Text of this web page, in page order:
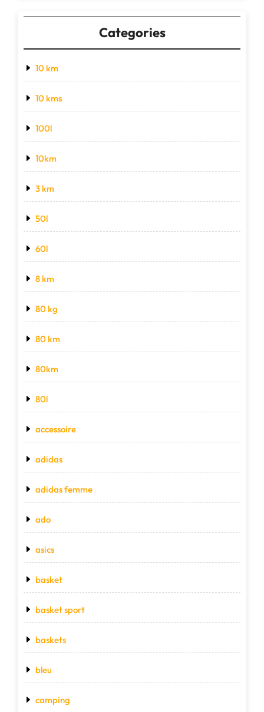
Categories
10 km
10 kms
100l
10km
3 km
50l
60l
8 km
80 kg
80 km
80km
80l
accessoire
adidas
adidas femme
ado
asics
basket
basket sport
baskets
bleu
camping